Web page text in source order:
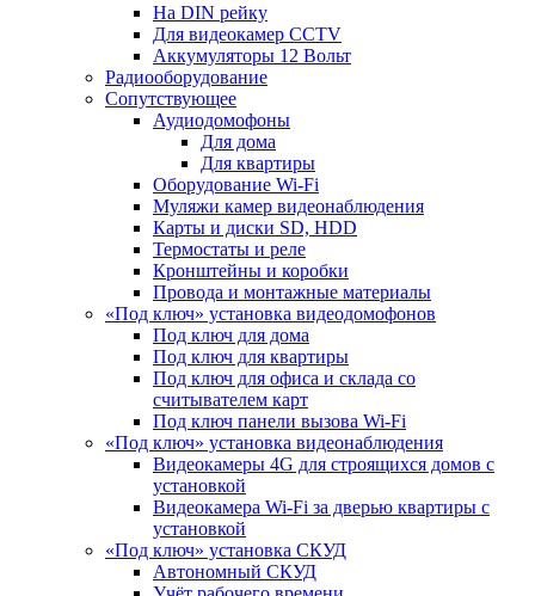
На DIN рейку
Для видеокамер CCTV
Аккумуляторы 12 Вольт
Радиооборудование
Сопутствующее
Аудиодомофоны
Для дома
Для квартиры
Оборудование Wi-Fi
Муляжи камер видеонаблюдения
Карты и диски SD, HDD
Термостаты и реле
Кронштейны и коробки
Провода и монтажные материалы
«Под ключ» установка видеодомофонов
Под ключ для дома
Под ключ для квартиры
Под ключ для офиса и склада со
считывателем карт
Под ключ панели вызова Wi-Fi
«Под ключ» установка видеонаблюдения
Видеокамеры 4G для строящихся домов с
установкой
Видеокамера Wi-Fi за дверью квартиры с
установкой
«Под ключ» установка СКУД
Автономный СКУД